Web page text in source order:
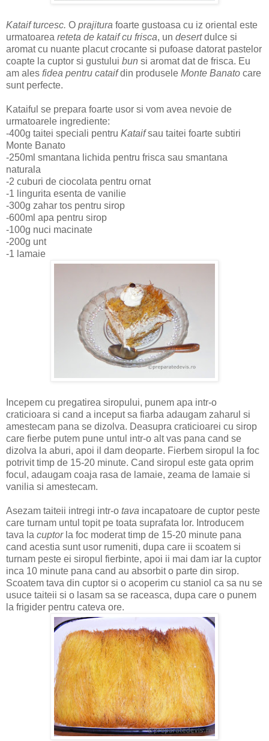
Kataif turcesc. O prajitura foarte gustoasa cu iz oriental este
urmatoarea reteta de kataif cu frisca, un desertdulce si
aromat cu nuante placut crocante si pufoase datorat pastelor
coapte la cuptor si gustului bun si aromat dat de frisca. Eu
am ales fidea pentru cataifdin produsele Monte Banato care
sunt perfecte.
Kataiful se prepara foarte usor si vom avea nevoie de
urmatoarele ingrediente:
-400g taitei speciali pentru Kataifsau taitei foarte subtiri
Monte Banato
-250ml smantana lichida pentru frisca sau smantana
naturala
-2 cuburi de ciocolata pentru ornat
-1 lingurita esenta de vanilie
-300g zahar tos pentru sirop
-600ml apa pentru sirop
-100g nuci macinate
-200g unt
-1 lamaie
Incepem cu pregatirea siropului, punem apa intr-o
craticioara si cand a inceput sa fiarba adaugam zaharul si
amestecam pana se dizolva. Deasupra craticioarei cu sirop
care fierbe putem pune untul intr-o alt vas pana cand se
dizolva la aburi, apoi il dam deoparte. Fierbem siropul la foc
potrivit timp de 15-20 minute. Cand siropul este gata oprim
focul, adaugam coaja rasa de lamaie, zeama de lamaie si
vanilia si amestecam.
Asezam taiteii intregi intr-o tava incapatoare de cuptor peste
care turnam untul topit pe toata suprafata lor. Introducem
tava la cuptorla foc moderat timp de 15-20 minute pana
cand acestia sunt usor rumeniti, dupa care ii scoatem si
turnam peste ei siropul fierbinte, apoi ii mai dam iar la cuptor
inca 10 minute pana cand au absorbit o parte din sirop.
Scoatem tava din cuptor si o acoperim cu staniol ca sa nu se
usuce taiteii si o lasam sa se raceasca, dupa care o punem
la frigider pentru cateva ore.